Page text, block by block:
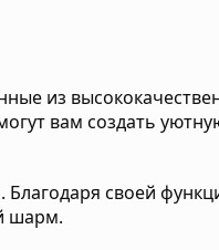
из
вам создать
своей
шарм.